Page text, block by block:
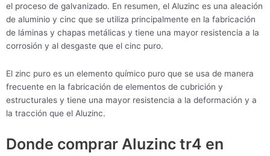
el proceso de galvanizado. En resumen, el Aluzinc es una aleación
de aluminio y cinc que se utiliza principalmente en la fabricación
de láminas y chapas metálicas y tiene una mayor resistencia a la
corrosión y al desgaste que el cinc puro.
El zinc puro es un elemento químico puro que se usa de manera
frecuente en la fabricación de elementos de cubrición y
estructurales y tiene una mayor resistencia a la deformación y a
la tracción que el Aluzinc.
Donde comprar Aluzinc tr4 en